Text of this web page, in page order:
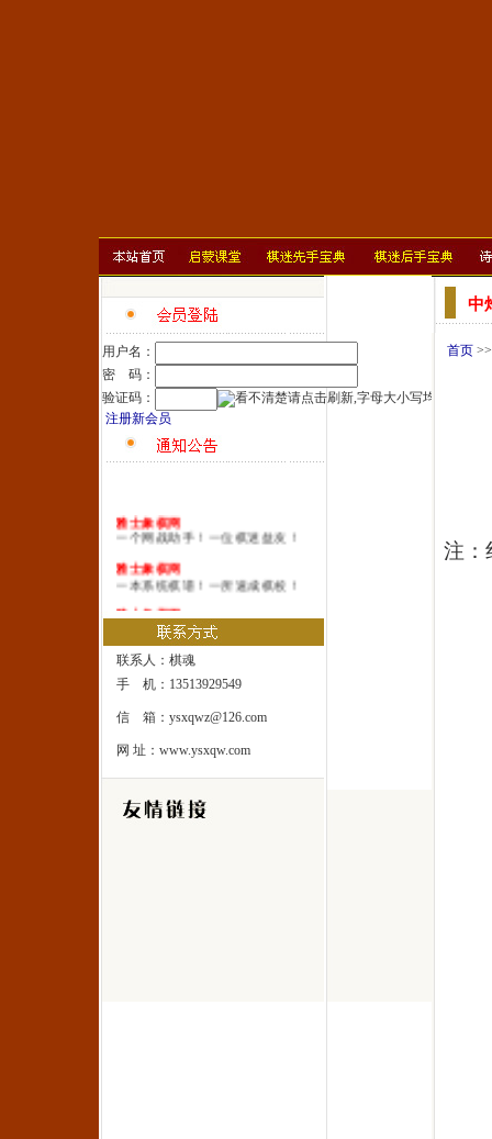
用户名：
密 码：
验证码：
注册新会员
雅士象棋网
一个网战助手！一位棋迷益友！
雅士象棋网
一本系统棋谱！一所速成棋校！
雅士象棋网
一处修身圣地！一座雅士乐园！
联系人：棋魂
手 机：13513929549
信 箱：ysxqwz@126.com
网 址：www.ysxqw.com
中
首页
注：